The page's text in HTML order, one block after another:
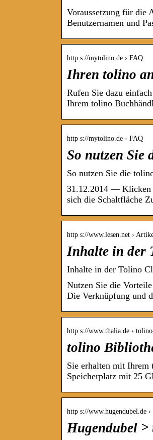
Voraussetzung für die
Benutzernamen und
http s://mytolino.de › FAQ
Ihren tolino
Rufen Sie dazu
Ihrem tolino
http s://mytolino.de › FAQ
So nutzen
So nutzen Sie die
31.12.2014 — Klicken
sich die Schaltfläche
http s://www.lesen.net ›
Inhalte in der
Inhalte in der Tolino
Nutzen Sie die
Die Verknüpfung und
http s://www.thalia.de ›
tolino
Sie erhalten mit Ihrem
Speicherplatz mit 25
http s://www.hugendubel.de
Hugendubel